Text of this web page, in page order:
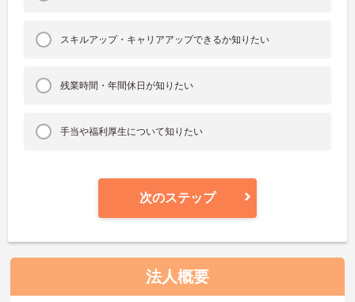
スキルアップ・キャリアアップできるか知りたい
残業時間・年間休日が知りたい
手当や福利厚生について知りたい
次のステップ
法人概要